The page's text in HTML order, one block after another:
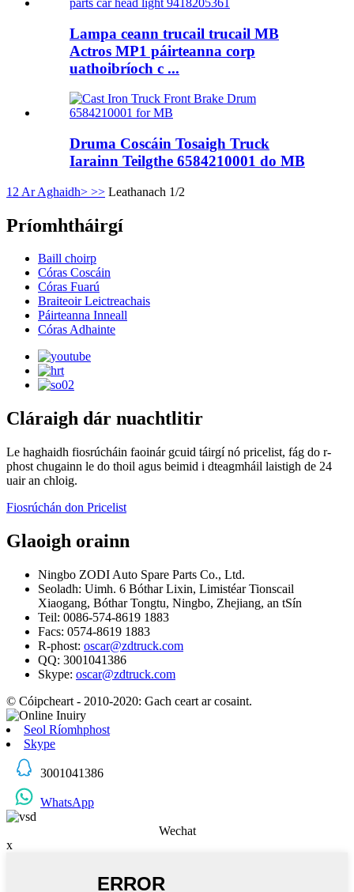
Lampa ceann trucail trucail MB
Actros MP1 páirteanna corp
uathoibríoch c ...
Druma Coscáin Tosaigh Truck
Iarainn Teilgthe 6584210001 do MB
1 2 Ar Aghaidh> >> Leathanach 1/2
Príomhtháirgí
Baill choirp
Córas Coscáin
Córas Fuarú
Braiteoir Leictreachais
Páirteanna Inneall
Córas Adhainte
Cláraigh dár nuachtlitir
Le haghaidh fiosrúcháin faoinár gcuid táirgí nó pricelist, fág do r-
phost chugainn le do thoil agus beimid i dteagmháil laistigh de 24
uair an chloig.
Fiosrúchán don Pricelist
Glaoigh orainn
Ningbo ZODI Auto Spare Parts Co., Ltd.
Seoladh: Uimh. 6 Bóthar Lixin, Limistéar Tionscail
Xiaogang, Bóthar Tongtu, Ningbo, Zhejiang, an tSín
Teil: 0086-574-8619 1883
Facs: 0574-8619 1883
R-phost: oscar@zdtruck.com
QQ: 3001041386
Skype: oscar@zdtruck.com
© Cóipcheart - 2010-2020: Gach ceart ar cosaint.
Seol Ríomhphost
Skype
3001041386
WhatsApp
Wechat
x